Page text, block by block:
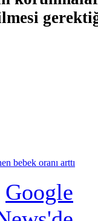
bebek oranı arttı